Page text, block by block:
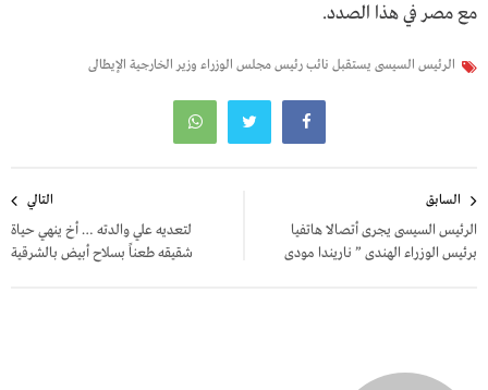
مع مصر في هذا الصدد.
الرئيس السيسى يستقبل نائب رئيس مجلس الوزراء وزير الخارجية الإيطالى
المقالات
السابق
الرئيس السيسى يجرى أتصالا هاتفيا
برئيس الوزراء الهندى ” ناريندا مودى
التالي
لتعديه علي والدته … أخ ينهي حياة
شقيقه طعناً بسلاح أبيض بالشرقية